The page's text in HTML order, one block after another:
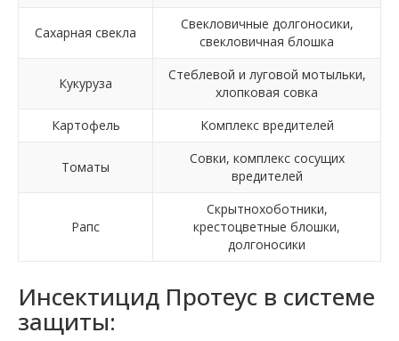
Сахарная свекла
Свекловичные долгоносики,
свекловичная блошка
Кукуруза
Стеблевой и луговой мотыльки,
хлопковая совка
Картофель
Комплекс вредителей
Томаты
Совки, комплекс сосущих
вредителей
Рапс
Скрытнохоботники,
крестоцветные блошки,
долгоносики
Инсектицид Протеус в системе
защиты: